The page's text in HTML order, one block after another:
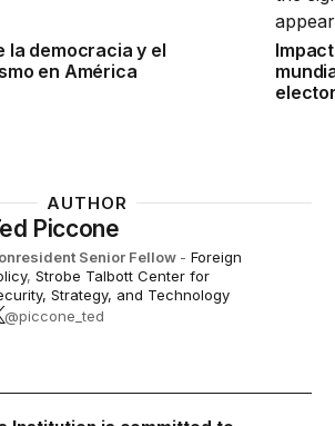
la democracia y el
en América
AUTHOR
Piccone
Senior Fellow - Foreign
, Strobe Talbott Center for
Strategy, and Technology
@piccone_ted